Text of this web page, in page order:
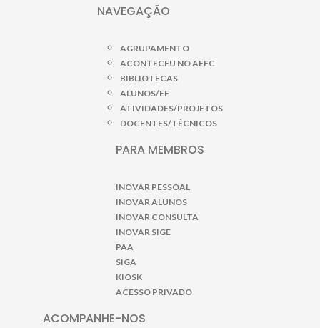
NAVEGAÇÃO
AGRUPAMENTO
ACONTECEU NO AEFC
BIBLIOTECAS
ALUNOS/EE
ATIVIDADES/PROJETOS
DOCENTES/TÉCNICOS
PARA MEMBROS
INOVAR PESSOAL
INOVAR ALUNOS
INOVAR CONSULTA
INOVAR SIGE
PAA
SIGA
KIOSK
ACESSO PRIVADO
ACOMPANHE-NOS